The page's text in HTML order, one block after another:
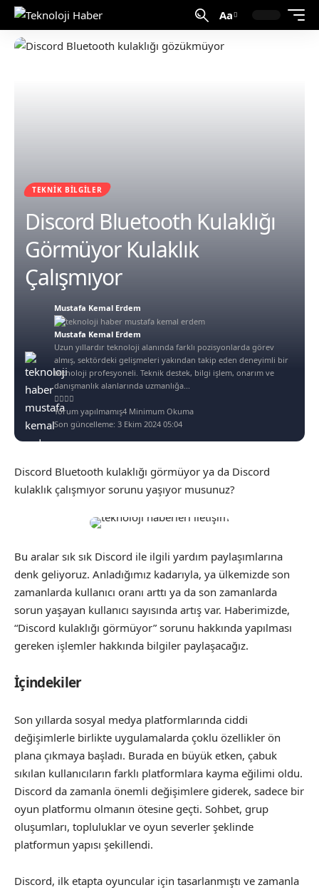
Aa
TEKNIK BILGILER
Discord Bluetooth Kulaklığı
Görmüyor Kulaklık
Çalışmıyor
Son güncelleme: 3 Ekim 2024 05:04
Mustafa Kemal Erdem
Mustafa Kemal Erdem
Uzun yıllardır teknoloji alanında farklı pozisyonlarda görev
almış, sektördeki gelişmeleri yakından takip eden deneyimli bir
teknoloji profesyoneli. Teknik destek, bilgi işlem, onarım ve
danışmanlık alanlarında uzmanlığa...
Yorum yapılmamış4 Minimum Okuma
Discord Bluetooth kulaklığı görmüyor ya da Discord
kulaklık çalışmıyor sorunu yaşıyor musunuz?
Bu aralar sık sık Discord ile ilgili yardım paylaşımlarına
denk geliyoruz. Anladığımız kadarıyla, ya ülkemizde son
zamanlarda kullanıcı oranı arttı ya da son zamanlarda
sorun yaşayan kullanıcı sayısında artış var. Haberimizde,
“Discord kulaklığı görmüyor” sorunu hakkında yapılması
gereken işlemler hakkında bilgiler paylaşacağız.
İçindekiler
Son yıllarda sosyal medya platformlarında ciddi
değişimlerle birlikte uygulamalarda çoklu özellikler ön
plana çıkmaya başladı. Burada en büyük etken, çabuk
sıkılan kullanıcıların farklı platformlara kayma eğilimi oldu.
Discord da zamanla önemli değişimlere giderek, sadece bir
oyun platformu olmanın ötesine geçti. Sohbet, grup
oluşumları, topluluklar ve oyun severler şeklinde
platformun yapısı şekillendi.
Discord, ilk etapta oyuncular için tasarlanmıştı ve zamanla